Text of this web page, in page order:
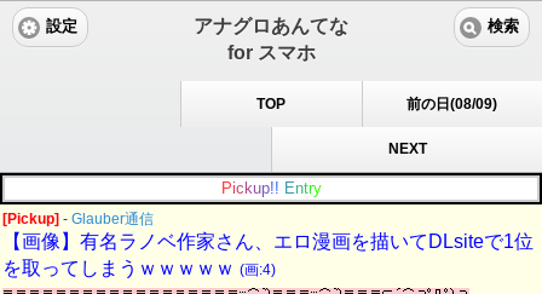
アナグロあんてな
for スマホ
設定 検索
TOP 前の日(08/09)
NEXT
Pic kup!! Entry
[Pickup] - Glauber通信
【画像】有名ラノベ作家さん、エロ漫画を描いてDLsiteで1位
を取ってしまうｗｗｗｗｗ (画:4)